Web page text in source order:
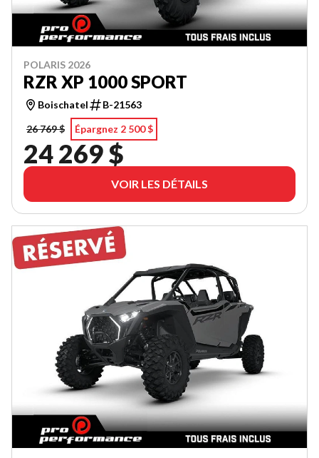
POLARIS 2026
RZR XP 1000 SPORT
Boischatel
B-21563
26 769 $
Épargnez 2 500 $
24 269 $
VOIR LES DÉTAILS